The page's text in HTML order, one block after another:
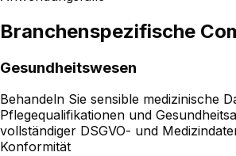
Branchenspezifische
Gesundheitswesen
Behandeln Sie sensible medizinische
Pflegequalifikationen und
vollständiger DSGVO- und
Konformität